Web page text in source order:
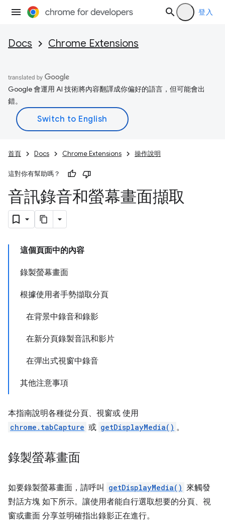
登入
Docs Chrome Extensions
Google 會運用 AI 技術將內容翻譯成你偏好的語言，但可能會出
錯。
首頁 Docs Chrome Extensions 操作說明
這對你有幫助嗎？
音訊錄音和螢幕畫面擷取
這個頁面中的內容
錄製螢幕畫面
根據使用者手勢擷取分頁
在背景中錄音和錄影
在新分頁錄製音訊和影片
在彈出式視窗中錄音
其他注意事項
本指南說明各種從分頁、視窗或 使用
chrome.tabCapture 或 getDisplayMedia() 。
錄製螢幕畫面
如要錄製螢幕畫面，請呼叫 getDisplayMedia() 來觸發
對話方塊 如下所示。讓使用者能自行選取想要的分頁、視
窗或畫面 分享並明確指出錄影正在進行。